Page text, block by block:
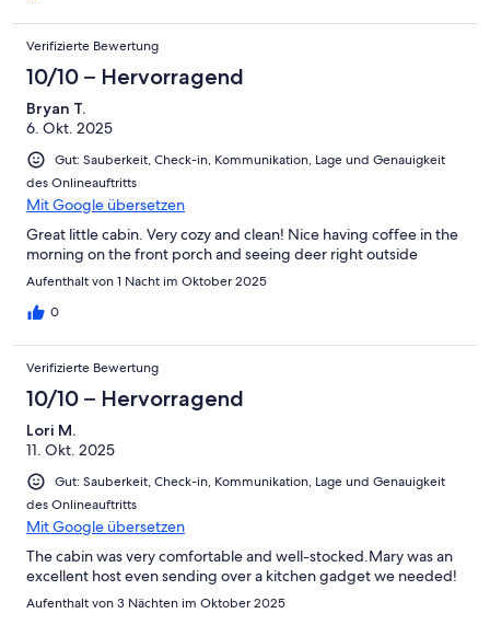
Verifizierte Bewertung
10/10 – Hervorragend
Bryan T.
6. Okt. 2025
Gut: Sauberkeit, Check-in, Kommunikation, Lage und Genauigkeit
des Onlineauftritts
Mit Google übersetzen
Great little cabin. Very cozy and clean! Nice having coffee in the
morning on the front porch and seeing deer right outside
Aufenthalt von 1 Nacht im Oktober 2025
0
Verifizierte Bewertung
10/10 – Hervorragend
Lori M.
11. Okt. 2025
Gut: Sauberkeit, Check-in, Kommunikation, Lage und Genauigkeit
des Onlineauftritts
Mit Google übersetzen
The cabin was very comfortable and well-stocked.Mary was an
excellent host even sending over a kitchen gadget we needed!
Aufenthalt von 3 Nächten im Oktober 2025